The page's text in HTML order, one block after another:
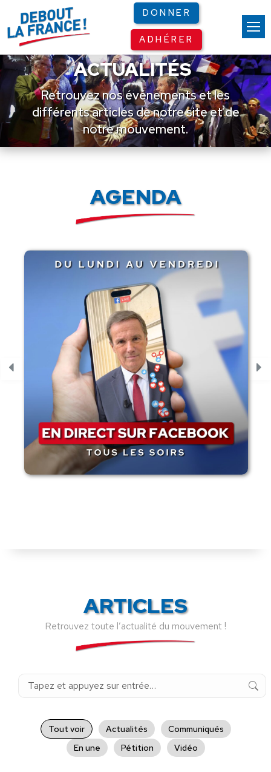
DONNER
ADHÉRER
ACTUALITÉS
Retrouvez nos événements et les
différents articles de notre site et de
notre mouvement.
AGENDA
ARTICLES
Retrouvez toute l’actualité du mouvement !
Recherche
Tout voir Actualités
Communiqués
En une
Pétition Vidéo
Panneau de gestion des cookies